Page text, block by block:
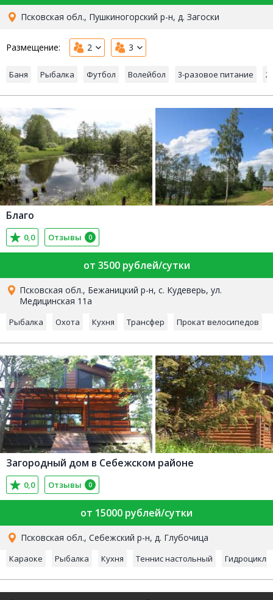
Псковская обл., Пушкиногорский р-н, д. Загоски
Размещение: 2 3
Баня Рыбалка Футбол Волейбол 3-разовое питание
Благо
0,0 Отзывы 0
от 3500 рублей/сутки
Псковская обл., Бежаницкий р-н, с. Кудеверь, ул.
Медицинская 11а
Рыбалка Охота Кухня Трансфер Прокат велосипедов
Загородный дом в Себежском районе
0,0 Отзывы 0
от 15000 рублей/сутки
Псковская обл., Себежский р-н, д. Глубочица
Караоке Рыбалка Кухня Теннис настольный Гидроциклы